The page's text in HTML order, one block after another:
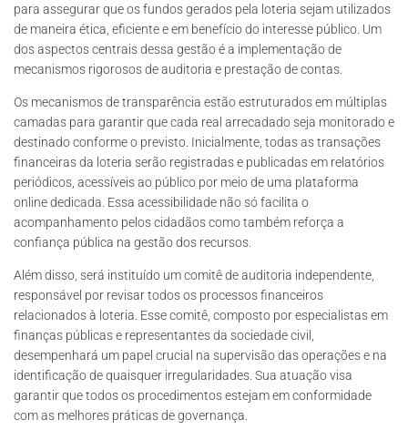
para assegurar que os fundos gerados pela loteria sejam utilizados
de maneira ética, eficiente e em benefício do interesse público. Um
dos aspectos centrais dessa gestão é a implementação de
mecanismos rigorosos de auditoria e prestação de contas.
Os mecanismos de transparência estão estruturados em múltiplas
camadas para garantir que cada real arrecadado seja monitorado e
destinado conforme o previsto. Inicialmente, todas as transações
financeiras da loteria serão registradas e publicadas em relatórios
periódicos, acessíveis ao público por meio de uma plataforma
online dedicada. Essa acessibilidade não só facilita o
acompanhamento pelos cidadãos como também reforça a
confiança pública na gestão dos recursos.
Além disso, será instituído um comitê de auditoria independente,
responsável por revisar todos os processos financeiros
relacionados à loteria. Esse comitê, composto por especialistas em
finanças públicas e representantes da sociedade civil,
desempenhará um papel crucial na supervisão das operações e na
identificação de quaisquer irregularidades. Sua atuação visa
garantir que todos os procedimentos estejam em conformidade
com as melhores práticas de governança.